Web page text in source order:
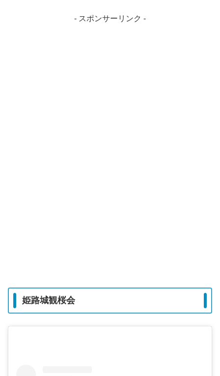
- スポンサーリンク -
姫路城観桜会